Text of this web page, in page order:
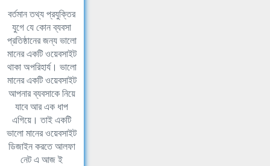
বর্তমান তথ্য প্রযুক্তির
যুগে যে কোন ব্যবসা
প্রতিষ্ঠানের জন্য ভালো
মানের একটি ওয়েবসাইট
থাকা অপরিহার্য। ভালো
মানের একটি ওয়েবসাইট
আপনার ব্যবসাকে নিয়ে
যাবে আর এক ধাপ
এগিয়ে। তাই একটি
ভালো মানের ওয়েবসাইট
ডিজাইন করতে আলফা
নেট এ আজ ই